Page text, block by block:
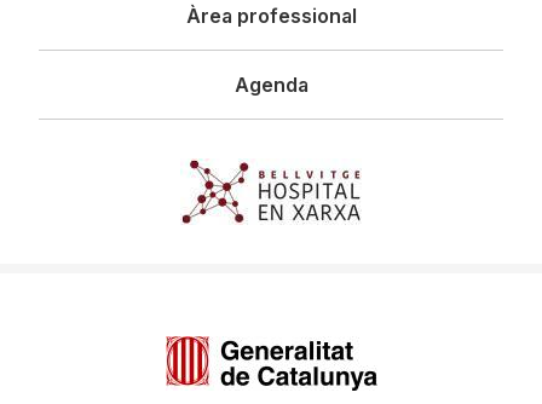
Àrea professional
Agenda